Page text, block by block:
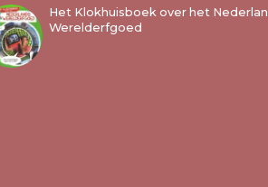
Het Klokhuisboek over het
Werelderfgoed